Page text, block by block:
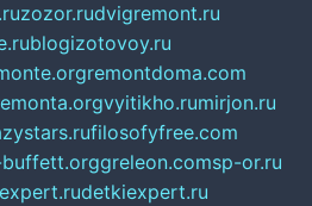
zozor.rudvigremont.ru
blogizotovoy.ru
remontdoma.com
vyitikho.rumirjon.ru
filosofyfree.com
greleon.comsp-or.ru
detkiexpert.ru